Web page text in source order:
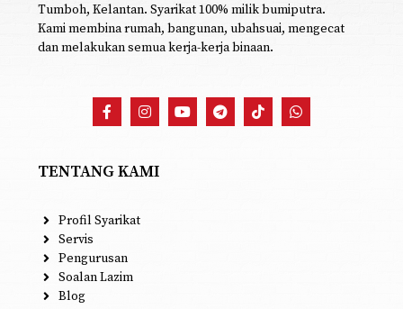
Tumboh, Kelantan. Syarikat 100% milik bumiputra.
Kami membina rumah, bangunan, ubahsuai, mengecat
dan melakukan semua kerja-kerja binaan.
TENTANG KAMI
Profil Syarikat
Servis
Pengurusan
Soalan Lazim
Blog